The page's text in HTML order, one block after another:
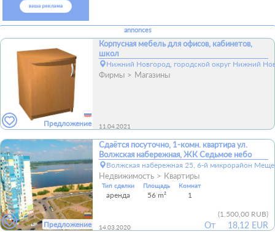
annonces
Предложение
Корпусная мебель для офисов, кабинетов,
школ
Нижний Новгород, городской округ Нижний
Фирмы Магазины
11.04.2021
Предложение
Сдаётся посуточно, 1-комн. квартира ул.
Волжская набережная, ЖК Седьмое небо
Волжская набережная 25, 6-й микрорайон
Недвижимость Квартиры
Тип сделки
аренда
Площадь
56 m²
Комнат
1
14.03.2020 От
(1.500,00 RUB)
18,12 EUR